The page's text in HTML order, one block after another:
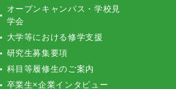
オープンキャンパス・学校見
学会
大学等における修学支援
研究生募集要項
科目等履修生のご案内
卒業生×企業インタビュー